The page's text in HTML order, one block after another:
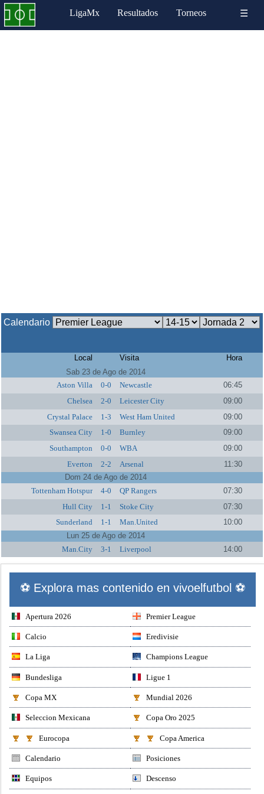
LigaMx Resultados Torneos ☰
Calendario
Local Visita
Hora
Sab 23 de Ago de 2014
Aston Villa
0-0 Newcastle
06:45
Chelsea
2-0 Leicester City
09:00
Crystal Palace
1-3 West Ham United
09:00
Swansea City
1-0 Burnley
09:00
Southampton
0-0 WBA
09:00
Everton
2-2 Arsenal
11:30
Dom 24 de Ago de 2014
Tottenham Hotspur
4-0 QP Rangers
07:30
Hull City
1-1 Stoke City
07:30
Sunderland
1-1 Man.United
10:00
Lun 25 de Ago de 2014
Man.City
3-1 Liverpool 14:00
⚽ Explora mas contenido en vivoelfutbol ⚽
Apertura 2026 Premier League
Calcio Eredivisie
La Liga Champions League
Bundesliga Ligue 1
Copa MX Mundial 2026
Seleccion Mexicana Copa Oro 2025
Eurocopa Copa America
Calendario Posiciones
Equipos Descenso